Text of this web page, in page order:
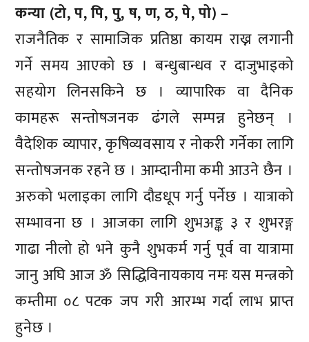
कन्या (टो, प, पि, पु, ष, ण, ठ, पे, पो) –
राजनैतिक र सामाजिक प्रतिष्ठा कायम राख्न लगानी
गर्ने समय आएको छ । बन्धुबान्धव र दाजुभाइको
सहयोग लिनसकिने छ । व्यापारिक वा दैनिक
कामहरू सन्तोषजनक ढंगले सम्पन्न हुनेछन् ।
वैदेशिक व्यापार, कृषिव्यवसाय र नोकरी गर्नेका लागि
सन्तोषजनक रहने छ । आम्दानीमा कमी आउने छैन ।
अरुको भलाइका लागि दौडधूप गर्नु पर्नेछ । यात्राको
सम्भावना छ । आजका लागि शुभअङ्क ३ र शुभरङ्ग
गाढा नीलो हो भने कुनै शुभकर्म गर्नु पूर्व वा यात्रामा
जानु अघि आज ॐ सिद्धिविनायकाय नमः यस मन्त्रको
कम्तीमा ०८ पटक जप गरी आरम्भ गर्दा लाभ प्राप्त
हुनेछ ।